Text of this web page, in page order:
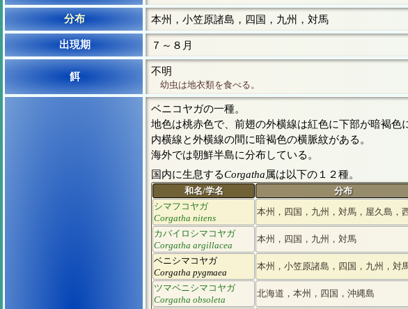
分布 本州，小笠原諸島，四国，九州，対馬
出現期 ７～８月
餌 不明
幼虫は地衣類を食べる。
ベニコヤガの一種。
地色は桃赤色で、前翅の外横線は紅色に下部が暗褐色
内横線と外横線の間に暗褐色の横脈紋がある。
海外では朝鮮半島に分布している。
国内に生息するCorgatha属は以下の１２種。
和名/学名
分布
シマフコヤガ
Corgatha nitens
本州，四国，九州，対馬，屋久島，
カバイロシマコヤガ
Corgatha argillacea
本州，四国，九州，対馬
ベニシマコヤガ
Corgatha pygmaea
本州，小笠原諸島，四国，九州，対
ツマベニシマコヤガ
Corgatha obsoleta
北海道，本州，四国，沖縄島